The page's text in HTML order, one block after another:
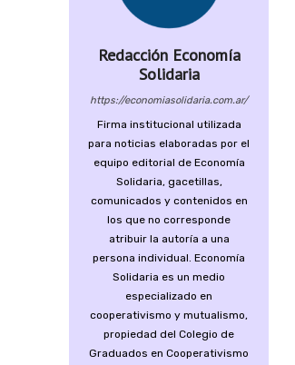
Redacción Economía
Solidaria
https://economiasolidaria.com.ar/
Firma institucional utilizada
para noticias elaboradas por el
equipo editorial de Economía
Solidaria, gacetillas,
comunicados y contenidos en
los que no corresponde
atribuir la autoría a una
persona individual. Economía
Solidaria es un medio
especializado en
cooperativismo y mutualismo,
propiedad del Colegio de
Graduados en Cooperativismo